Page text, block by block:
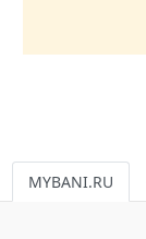
MYBANI.RU